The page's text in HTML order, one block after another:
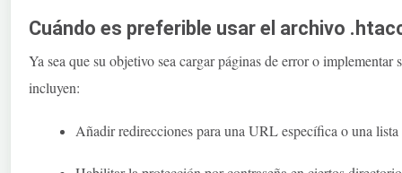
Cuándo es preferible usar el archivo
Ya sea que su objetivo sea cargar páginas de error o
incluyen:
Añadir redirecciones para una URL específica o una